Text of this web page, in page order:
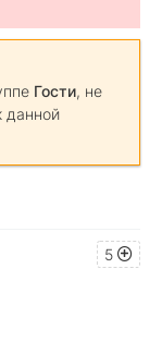
Гости, не
данной
5